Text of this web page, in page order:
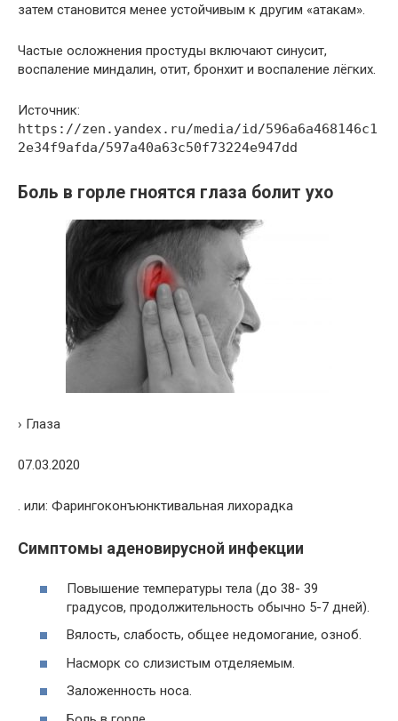
затем становится менее устойчивым к другим «атакам».
Частые осложнения простуды включают синусит,
воспаление миндалин, отит, бронхит и воспаление лёгких.
Источник:
https://zen.yandex.ru/media/id/596a6a468146c1
2e34f9afda/597a40a63c50f73224e947dd
Боль в горле гноятся глаза болит ухо
› Глаза
07.03.2020
. или: Фарингоконъюнктивальная лихорадка
Симптомы аденовирусной инфекции
Повышение температуры тела (до 38- 39
градусов, продолжительность обычно 5-7 дней).
Вялость, слабость, общее недомогание, озноб.
Насморк со слизистым отделяемым.
Заложенность носа.